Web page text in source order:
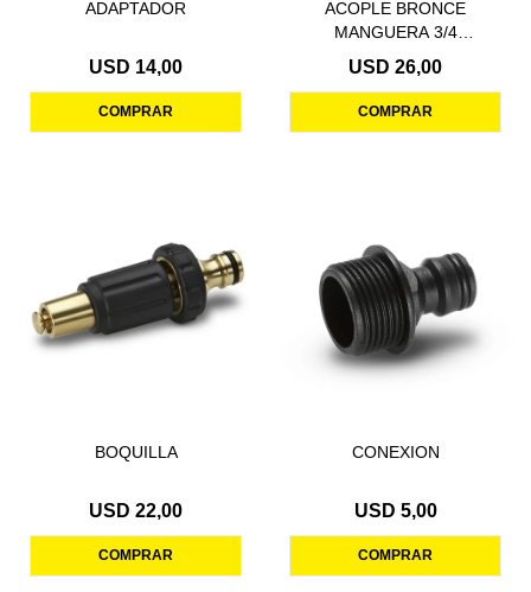
ADAPTADOR
USD 14,00
ACOPLE BRONCE
MANGUERA 3/4
C/RETENCION
USD 26,00
BOQUILLA
USD 22,00
CONEXION
USD 5,00